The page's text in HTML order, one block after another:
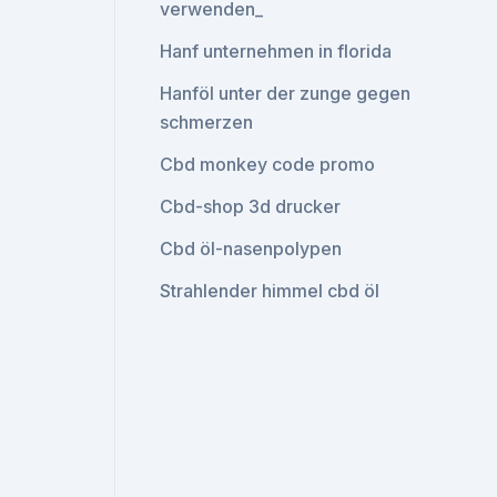
verwenden_
Hanf unternehmen in florida
Hanföl unter der zunge gegen
schmerzen
Cbd monkey code promo
Cbd-shop 3d drucker
Cbd öl-nasenpolypen
Strahlender himmel cbd öl